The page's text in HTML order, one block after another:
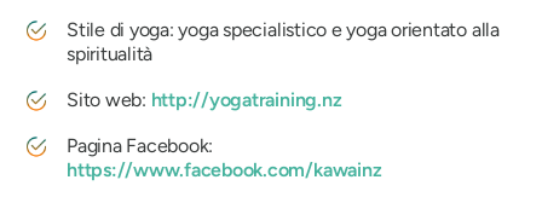
Stile di yoga: yoga specialistico e yoga orientato alla
spiritualità
Sito web: http://yogatraining.nz
Pagina Facebook:
https://www.facebook.com/kawainz